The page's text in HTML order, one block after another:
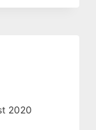
2020